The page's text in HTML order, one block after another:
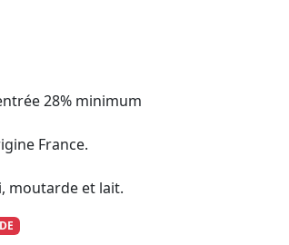
28% minimum
France.
moutarde et lait.